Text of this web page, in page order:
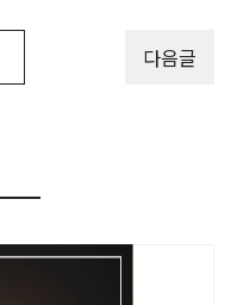
다음글